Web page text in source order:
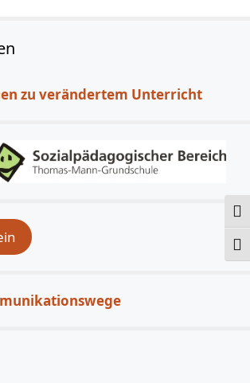
zu verändertem Unterricht